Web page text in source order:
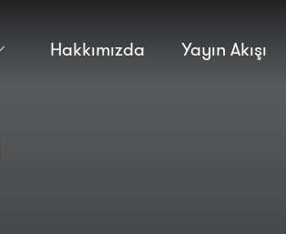
Hakkımızda Yayın Akışı